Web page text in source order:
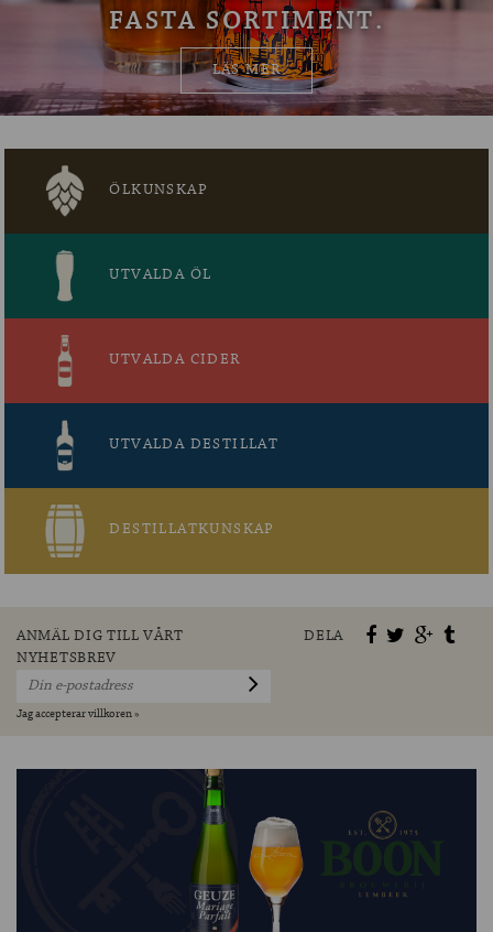
OM ÖLKOLLEN
KONTAKTA OSS
FASTA SORTIMENT.
LÄS MER
ÖLKUNSKAP
UTVALDA ÖL
UTVALDA CIDER
UTVALDA DESTILLAT
DESTILLATKUNSKAP
ANMÄL DIG TILL VÅRT
NYHETSBREV
Jag accepterar villkoren »
DELA